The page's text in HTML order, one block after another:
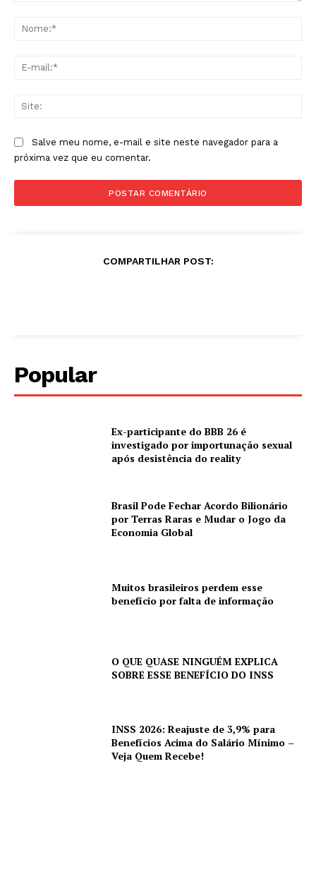
Salve meu nome, e-mail e site neste navegador para a
próxima vez que eu comentar.
COMPARTILHAR POST:
Popular
Ex-participante do BBB 26 é
investigado por importunação sexual
após desistência do reality
Brasil Pode Fechar Acordo Bilionário
por Terras Raras e Mudar o Jogo da
Economia Global
Muitos brasileiros perdem esse
benefício por falta de informação
O QUE QUASE NINGUÉM EXPLICA
SOBRE ESSE BENEFÍCIO DO INSS
INSS 2026: Reajuste de 3,9% para
Benefícios Acima do Salário Mínimo –
Veja Quem Recebe!